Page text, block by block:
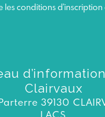
les conditions
Clairvaux
39130
LACS